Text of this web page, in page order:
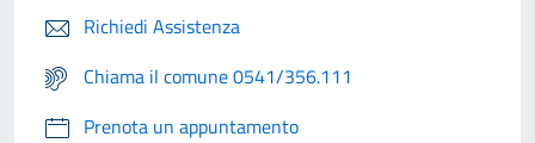
Richiedi Assistenza
Chiama il comune 0541/356.111
Prenota un appuntamento